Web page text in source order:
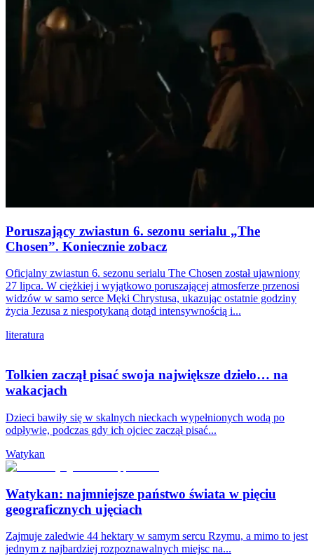
Poruszający zwiastun 6. sezonu serialu „The
Chosen”. Koniecznie zobacz
Oficjalny zwiastun 6. sezonu serialu The Chosen został ujawniony
27 lipca. W ciężkiej i wyjątkowo poruszającej atmosferze przenosi
widzów w samo serce Męki Chrystusa, ukazując ostatnie godziny
życia Jezusa z niespotykaną dotąd intensywnością i...
literatura
Tolkien zaczął pisać swoja największe dzieło… na
wakacjach
Dzieci bawiły się w skalnych nieckach wypełnionych wodą po
odpływie, podczas gdy ich ojciec zaczął pisać...
Watykan
Watykan: najmniejsze państwo świata w pięciu
geograficznych ujęciach
Zajmuje zaledwie 44 hektary w samym sercu Rzymu, a mimo to jest
jednym z najbardziej rozpoznawalnych miejsc na...